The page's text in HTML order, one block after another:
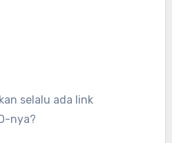
selalu ada link
nya?